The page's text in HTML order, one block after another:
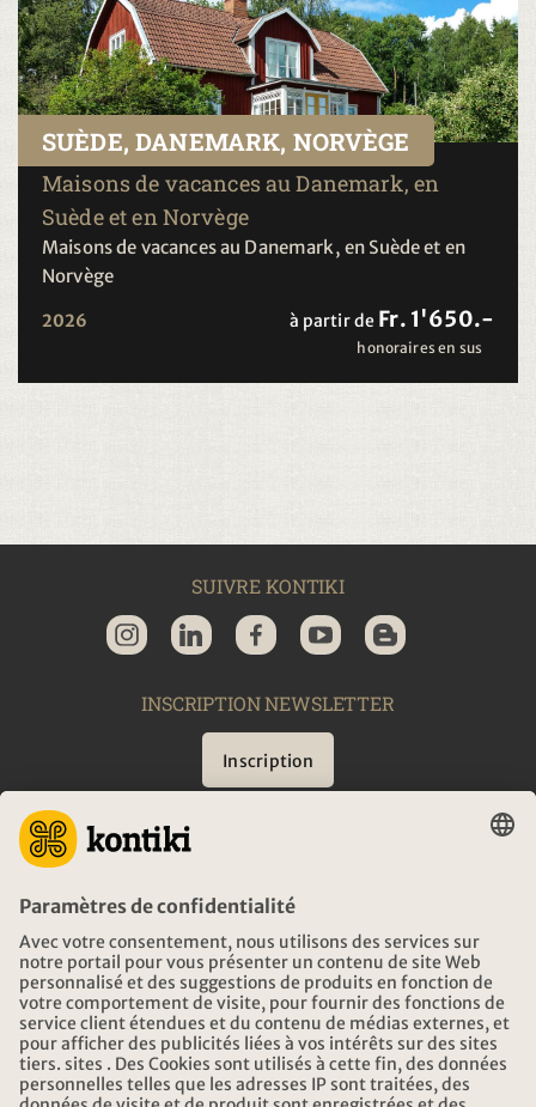
SUÈDE, DANEMARK, NORVÈGE
Maisons de vacances au Danemark, en
Suède et en Norvège
Maisons de vacances au Danemark, en Suède et en
Norvège
2026 à partir de Fr. 1'650.-
honoraires en sus
SUIVRE KONTIKI
INSCRIPTION NEWSLETTER
Inscription
CONSEIL
URGENCES EN VOYAGE
HEURES D'OUVERTURE KONTIKI VOYAGES
TÉLÉCHARGEMENT ET LIENS
ADRESSE